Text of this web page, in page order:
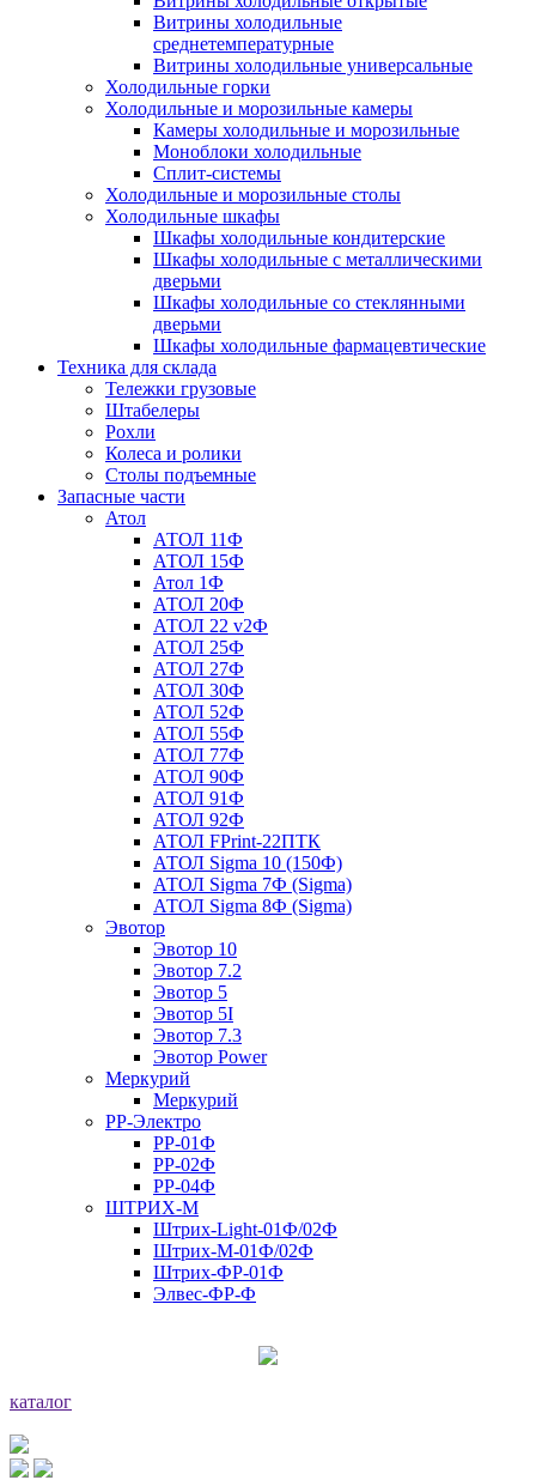
Витрины холодильные
среднетемпературные
Витрины холодильные универсальные
Холодильные горки
Холодильные и морозильные камеры
Камеры холодильные и морозильные
Моноблоки холодильные
Сплит-системы
Холодильные и морозильные столы
Холодильные шкафы
Шкафы холодильные кондитерские
Шкафы холодильные с металлическими
дверьми
Шкафы холодильные со стеклянными
дверьми
Шкафы холодильные фармацевтические
Техника для склада
Тележки грузовые
Штабелеры
Рохли
Колеса и ролики
Столы подъемные
Запасные части
Атол
АТОЛ 11Ф
АТОЛ 15Ф
Атол 1Ф
АТОЛ 20Ф
АТОЛ 22 v2Ф
АТОЛ 25Ф
АТОЛ 27Ф
АТОЛ 30Ф
АТОЛ 52Ф
АТОЛ 55Ф
АТОЛ 77Ф
АТОЛ 90Ф
АТОЛ 91Ф
АТОЛ 92Ф
АТОЛ FPrint-22ПТК
АТОЛ Sigma 10 (150Ф)
АТОЛ Sigma 7Ф (Sigma)
АТОЛ Sigma 8Ф (Sigma)
Эвотор
Эвотор 10
Эвотор 7.2
Эвотор 5
Эвотор 5I
Эвотор 7.3
Эвотор Power
Меркурий
Меркурий
РР-Электро
РР-01Ф
РР-02Ф
РР-04Ф
ШТРИХ-М
Штрих-Light-01Ф/02Ф
Штрих-М-01Ф/02Ф
Штрих-ФР-01Ф
Элвес-ФР-Ф
каталог